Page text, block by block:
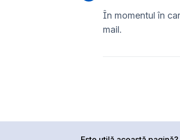
În momentul în
mail.